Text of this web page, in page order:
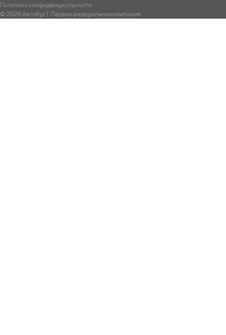
Политика конфиденциальности
© 2026 Автобус1. Первая федеральная компания.